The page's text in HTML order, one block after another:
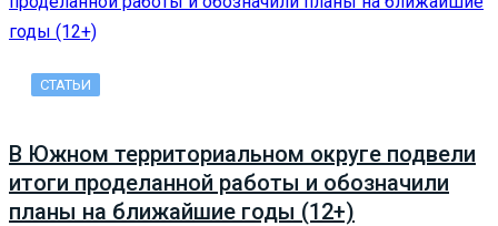
СТАТЬИ
В Южном территориальном округе подвели
итоги проделанной работы и обозначили
планы на ближайшие годы (12+)